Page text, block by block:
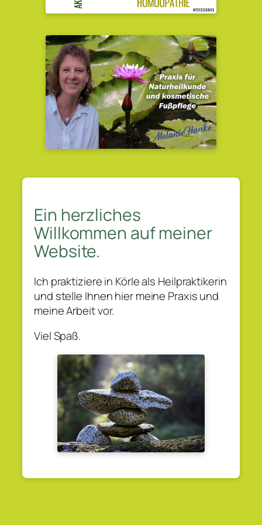
Ein herzliches
Willkommen auf meiner
Website.
Ich praktiziere in Körle als Heilpraktikerin
und stelle Ihnen hier meine Praxis und
meine Arbeit vor.
Viel Spaß.